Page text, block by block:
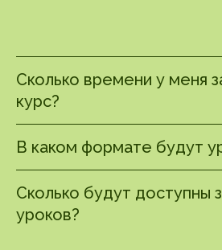
Сколько времени у меня
курс?
В каком формате будут
Сколько будут доступны
уроков?